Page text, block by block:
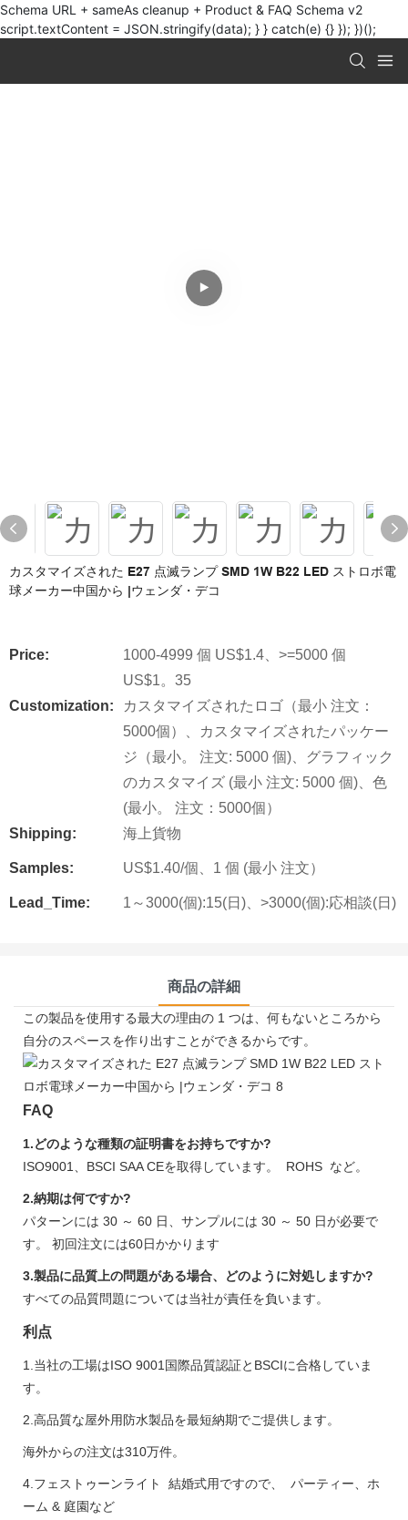
Schema URL + sameAs cleanup + Product & FAQ Schema v2
script.textContent = JSON.stringify(data); } } catch(e) {} }); })();
カスタマイズされた E27 点滅ランプ SMD 1W B22 LED ストロボ電
球メーカー中国から |ウェンダ・デコ
Price:
1000-4999 個 US$1.4、>=5000 個
US$1。35
Customization:
カスタマイズされたロゴ（最小 注文：
5000個）、カスタマイズされたパッケー
ジ（最小。 注文: 5000 個)、グラフィック
のカスタマイズ (最小 注文: 5000 個)、色
(最小。 注文：5000個）
Shipping:
海上貨物
Samples: US$1.40/個、1 個 (最小 注文）
Lead_Time: 1～3000(個):15(日)、>3000(個):応相談(日)
商品の詳細
この製品を使用する最大の理由の 1 つは、何もないところから
自分のスペースを作り出すことができるからです。
FAQ
1.どのような種類の証明書をお持ちですか?
ISO9001、BSCI SAA CEを取得しています。 ROHS など。
2.納期は何ですか?
パターンには 30 ～ 60 日、サンプルには 30 ～ 50 日が必要で
す。 初回注文には60日かかります
3.製品に品​​質上の問題がある場合、どのように対処しますか?
すべての品質問題については当社が責任を負います。
利点
1.当社の工場はISO 9001国際品質認証とBSCIに合格していま
す。
2.高品質な屋外用防水製品を最短納期でご提供します。
海外からの注文は310万件。
4.フェストゥーンライト 結婚式用ですので、 パーティー、ホ
ーム & 庭園など